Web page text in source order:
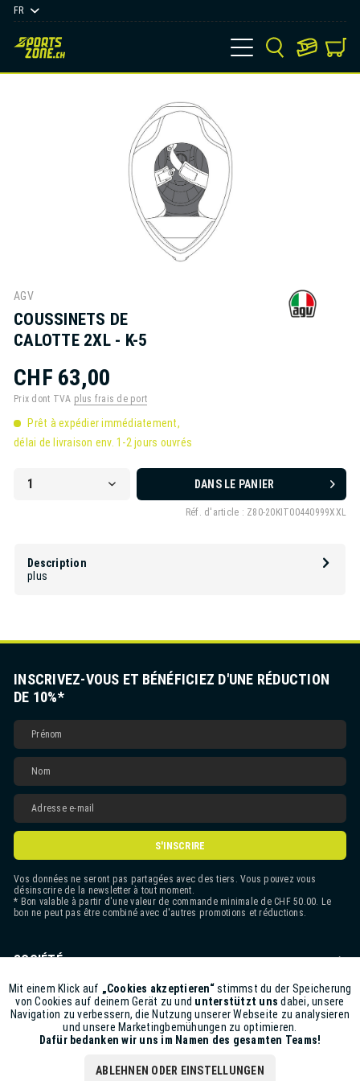
FR
AGV
COUSSINETS DE
CALOTTE 2XL - K-5
CHF 63,00
Prix dont TVA plus frais de port
Prêt à expédier immédiatement,
délai de livraison env. 1-2 jours ouvrés
DANS LE PANIER
Réf. d'article : Z80-20KIT00440999XXL
Description
plus
INSCRIVEZ-VOUS ET BÉNÉFICIEZ D'UNE RÉDUCTION
DE 10%*
S'INSCRIRE
Vos données ne seront pas partagées avec des tiers. Vous pouvez vous
désinscrire de la newsletter à tout moment.
* Bon valable à partir d'une valeur de commande minimale de CHF 50.00. Le
bon ne peut pas être combiné avec d'autres promotions et réductions.
SOCIÉTÉ
CONTACT
ASSISTANCE BOUTIQUE
INFORMATIONS
Funktionale Aktiv
Marketing Inaktiv
Mit einem Klick auf „Cookies akzeptieren“stimmst du der Speicherung
von Cookies auf deinem Gerät zu und unterstützt uns dabei, unsere
Navigation zu verbessern, die Nutzung unserer Webseite zu analysieren
und unsere Marketingbemühungen zu optimieren.
Dafür bedanken wir uns im Namen des gesamten Teams!
ABLEHNEN ODER EINSTELLUNGEN